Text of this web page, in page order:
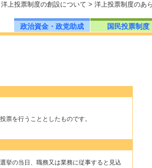
上投票制度の創設について > 洋上投票制度のあ
政治資金・政党助成 国民投票制度
票を行うこととしたものです。
挙の当日、職務又は業務に従事すると見込